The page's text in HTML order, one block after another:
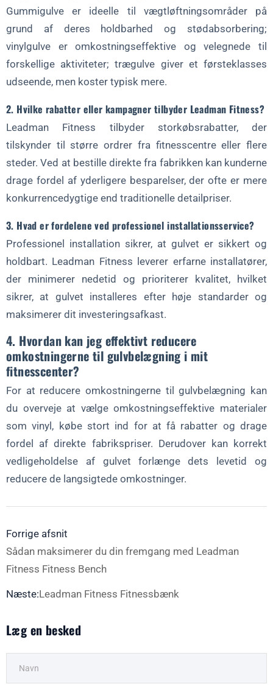
Gummigulve er ideelle til vægtløftningsområder på
grund af deres holdbarhed og stødabsorbering;
vinylgulve er omkostningseffektive og velegnede til
forskellige aktiviteter; trægulve giver et førsteklasses
udseende, men koster typisk mere.
2. Hvilke rabatter eller kampagner tilbyder Leadman Fitness?
Leadman Fitness tilbyder storkøbsrabatter, der
tilskynder til større ordrer fra fitnesscentre eller flere
steder. Ved at bestille direkte fra fabrikken kan kunderne
drage fordel af yderligere besparelser, der ofte er mere
konkurrencedygtige end traditionelle detailpriser.
3. Hvad er fordelene ved professionel installationsservice?
Professionel installation sikrer, at gulvet er sikkert og
holdbart. Leadman Fitness leverer erfarne installatører,
der minimerer nedetid og prioriterer kvalitet, hvilket
sikrer, at gulvet installeres efter høje standarder og
maksimerer dit investeringsafkast.
4. Hvordan kan jeg effektivt reducere
omkostningerne til gulvbelægning i mit
fitnesscenter?
For at reducere omkostningerne til gulvbelægning kan
du overveje at vælge omkostningseffektive materialer
som vinyl, købe stort ind for at få rabatter og drage
fordel af direkte fabrikspriser. Derudover kan korrekt
vedligeholdelse af gulvet forlænge dets levetid og
reducere de langsigtede omkostninger.
Forrige afsnit
Sådan maksimerer du din fremgang med Leadman
Fitness Fitness Bench
Næste:Leadman Fitness Fitnessbænk
Læg en besked